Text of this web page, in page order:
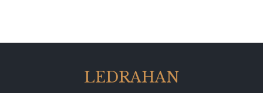
LEDRAHAN